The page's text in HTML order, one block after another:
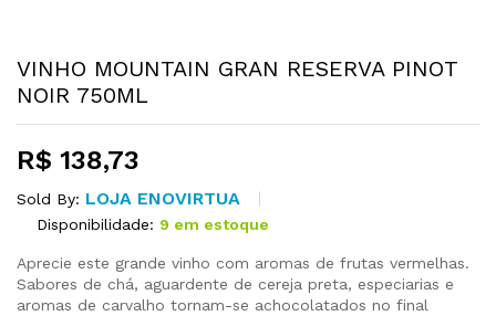
VINHO MOUNTAIN GRAN RESERVA PINOT
NOIR 750ML
R$ 138,73
Sold By: LOJA ENOVIRTUA
Disponibilidade: 9 em estoque
Aprecie este grande vinho com aromas de frutas vermelhas.
Sabores de chá, aguardente de cereja preta, especiarias e
aromas de carvalho tornam-se achocolatados no final